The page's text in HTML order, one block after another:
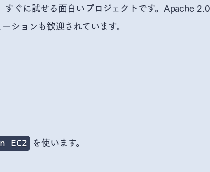
ぐに試せる面白いプロジェクトです。Apache 2.0
ションも歓迎されています。
EC2 を使います。